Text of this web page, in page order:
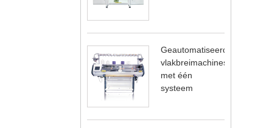
Geautomatiseerde
vlakbreimachineserie
met één
systeem